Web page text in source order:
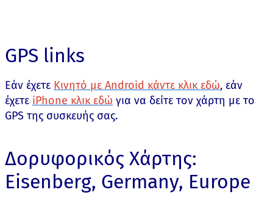
GPS links
Εάν έχετε Κινητό με Android κάντε κλικ εδώ, εάν
έχετε iPhone κλικ εδώ για να δείτε τον χάρτη με το
GPS της συσκευής σας.
Δορυφορικός Χάρτης:
Eisenberg, Germany, Europe